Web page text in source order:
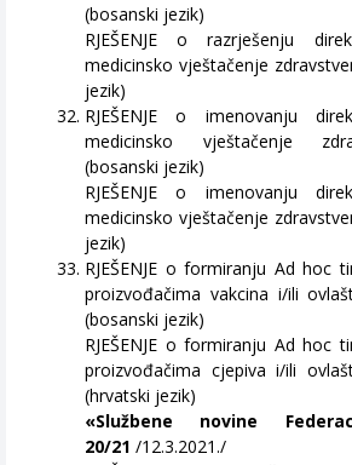
(bosanski jezik)
RJEŠENJE o razrješenju
medicinsko vještačenje
jezik)
RJEŠENJE o imenovanju
medicinsko vještačenje
(bosanski jezik)
RJEŠENJE o imenovanju
medicinsko vještačenje
jezik)
RJEŠENJE o formiranju Ad hoc
proizvođačima vakcina i/ili
(bosanski jezik)
RJEŠENJE o formiranju Ad hoc
proizvođačima cjepiva i/ili
(hrvatski jezik)
«Službene novine
20/21 /12.3.2021./